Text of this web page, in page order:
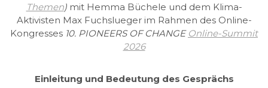
Themen)mit Hemma Büchele und dem Klima-
Aktivisten Max Fuchslueger im Rahmen des Online-
Kongresses 10. PIONEERS OF CHANGE Online-Summit
2026
Einleitung und Bedeutung des Gesprächs